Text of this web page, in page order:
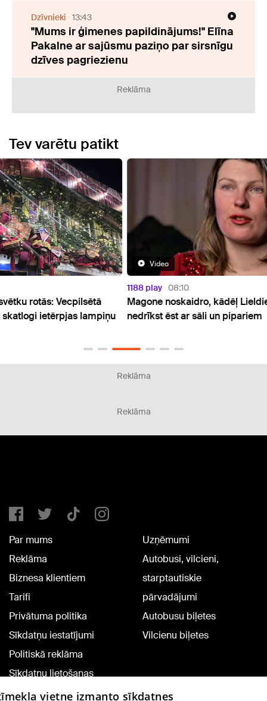
Dzīvnieki 13:43
"Mums ir ģimenes papildinājums!" Elīna
Pakalne ar sajūsmu paziņo par sirsnīgu
dzīves pagriezienu
Reklāma
Tev varētu patikt
Video
Magone noskaidro, kādēļ Lieldienu olas
nedrīkst ēst ar sāli un pipariem
Reklāma
Reklāma
Par mums
Reklāma
Biznesa klientiem
Tarifi
Privātuma politika
Sīkdatņu iestatījumi
Politiskā reklāma
Sīkdatņu lietošanas
noteikumi
Uzņēmumi
Autobusi, vilcieni,
starptautiskie
pārvadājumi
Autobusu biļetes
Vilcienu biļetes
vietne izmanto sīkdatnes